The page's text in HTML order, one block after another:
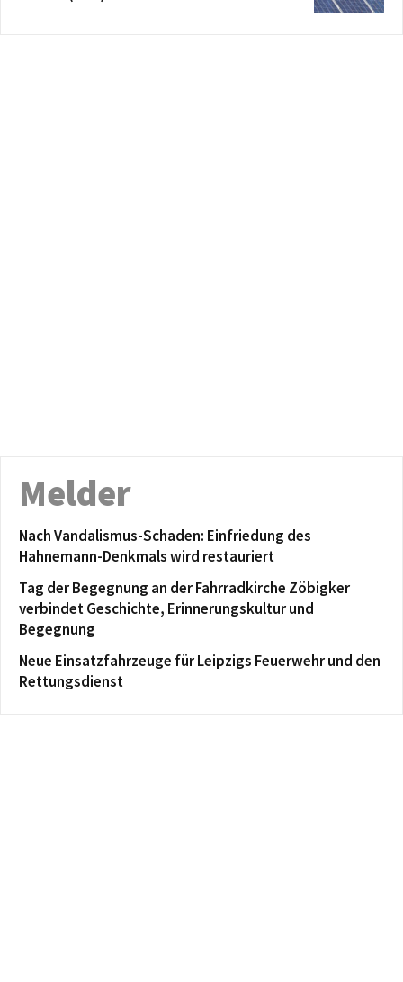
Melder
Nach Vandalismus-Schaden: Einfriedung des
Hahnemann-Denkmals wird restauriert
Tag der Begegnung an der Fahrradkirche Zöbigker
verbindet Geschichte, Erinnerungskultur und
Begegnung
Neue Einsatzfahrzeuge für Leipzigs Feuerwehr und den
Rettungsdienst